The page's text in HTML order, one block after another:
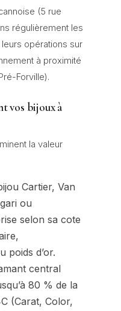
(5 rue
régulièrement les
opérations sur
à proximité
Forville).
vos bijoux à
la valeur
Cartier, Van
ou
selon sa cote
poids d’or.
central
80 % de la
(Carat, Color,